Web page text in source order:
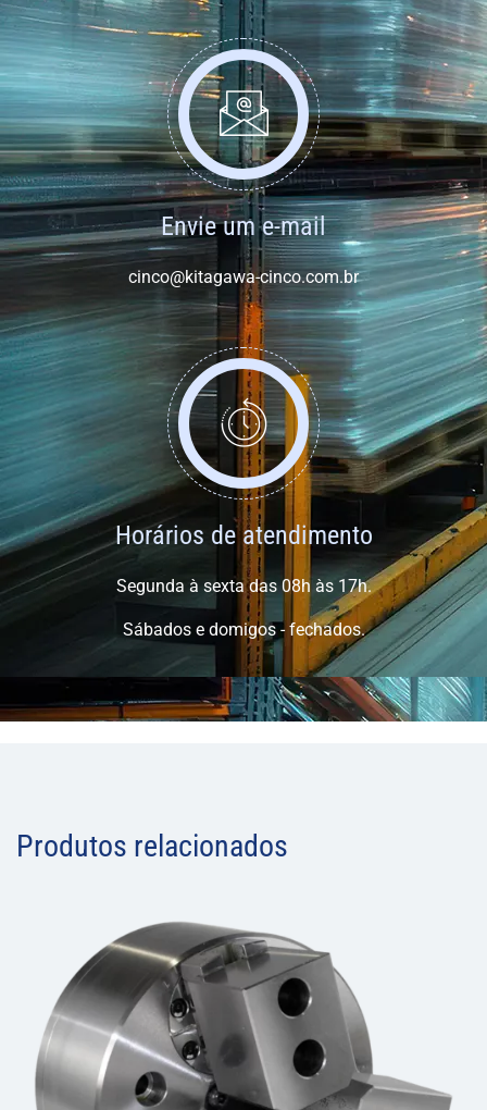
Envie um e-mail
cinco@kitagawa-cinco.com.br
Horários de atendimento
Segunda à sexta das 08h às 17h.
Sábados e domigos - fechados.
Produtos relacionados